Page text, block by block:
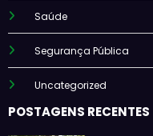
Saúde
Segurança Pública
Uncategorized
POSTAGENS RECENTES